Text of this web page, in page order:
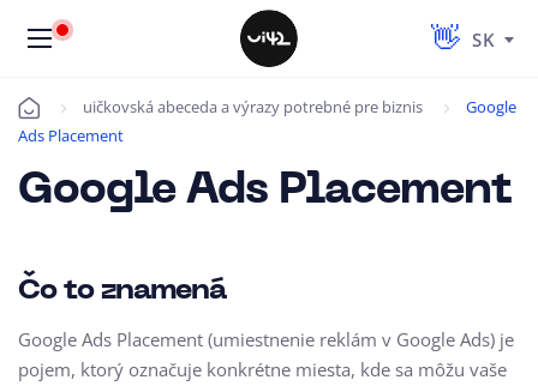
SK
Úvod uičkovská abeceda a výrazy potrebné pre biznis
Google
Ads Placement
Google Ads Placement
Čo to znamená
Google Ads Placement (umiestnenie reklám v Google Ads) je
pojem, ktorý označuje konkrétne miesta, kde sa môžu vaše